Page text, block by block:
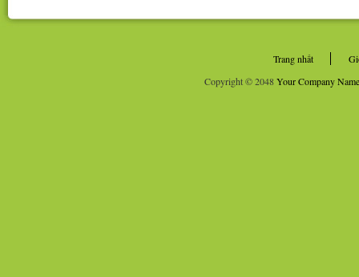
Trang nhất
Copyright © 2048Your Company Name